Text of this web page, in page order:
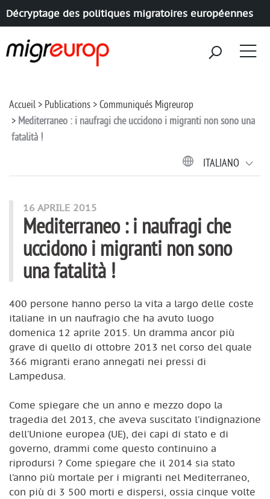
Décryptage des politiques migratoires européennes
Accueil Publications
Communiqués Migreurop
Mediterraneo : i naufragi che uccidono i migranti non sono una
fatalità !
ITALIANO
16 APRILE 2015
Mediterraneo : i naufragi che
uccidono i migranti non sono
una fatalità !
400 persone hanno perso la vita a largo delle coste
italiane in un naufragio che ha avuto luogo
domenica 12 aprile 2015. Un dramma ancor più
grave di quello di ottobre 2013 nel corso del quale
366 migranti erano annegati nei pressi di
Lampedusa.
Come spiegare che un anno e mezzo dopo la
tragedia del 2013, che aveva suscitato l’indignazione
dell’Unione europea (UE), dei capi di stato e di
governo, drammi come questo continuino a
riprodursi ? Come spiegare che il 2014 sia stato
l’anno più mortale per i migranti nel Mediterraneo,
con più di 3 500 morti e dispersi, ossia cinque volte